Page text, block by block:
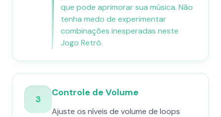
que pode aprimorar sua música. Não
tenha medo de experimentar
combinações inesperadas neste
Jogo Retrô.
3
Controle de Volume
Ajuste os níveis de volume de loops